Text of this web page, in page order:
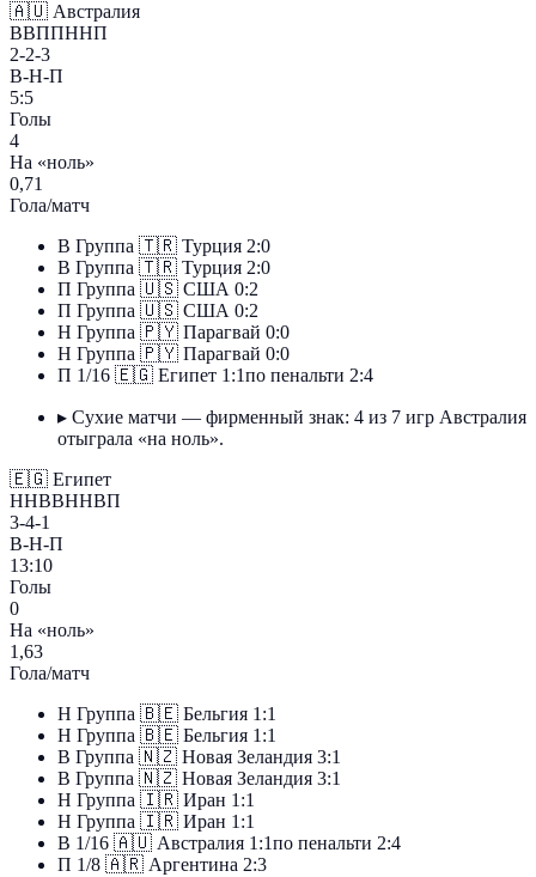
🇦🇺 Австралия
ВВППННП
2-2-3
В-Н-П
5:5
Голы
4
На «ноль»
0,71
Гола/матч
В Группа 🇹🇷 Турция 2:0
В Группа 🇹🇷 Турция 2:0
П Группа 🇺🇸 США 0:2
П Группа 🇺🇸 США 0:2
Н Группа 🇵🇾 Парагвай 0:0
Н Группа 🇵🇾 Парагвай 0:0
П 1/16 🇪🇬 Египет 1:1по пенальти 2:4
▸ Сухие матчи — фирменный знак: 4 из 7 игр Австралия
отыграла «на ноль».
🇪🇬 Египет
ННВВННВП
3-4-1
В-Н-П
13:10
Голы
0
На «ноль»
1,63
Гола/матч
Н Группа 🇧🇪 Бельгия 1:1
Н Группа 🇧🇪 Бельгия 1:1
В Группа 🇳🇿 Новая Зеландия 3:1
В Группа 🇳🇿 Новая Зеландия 3:1
Н Группа 🇮🇷 Иран 1:1
Н Группа 🇮🇷 Иран 1:1
В 1/16 🇦🇺 Австралия 1:1по пенальти 2:4
П 1/8 🇦🇷 Аргентина 2:3